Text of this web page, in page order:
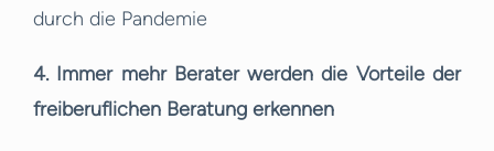
durch die Pandemie
4. Immer mehr Berater werden die Vorteile der
freiberuflichen Beratung erkennen